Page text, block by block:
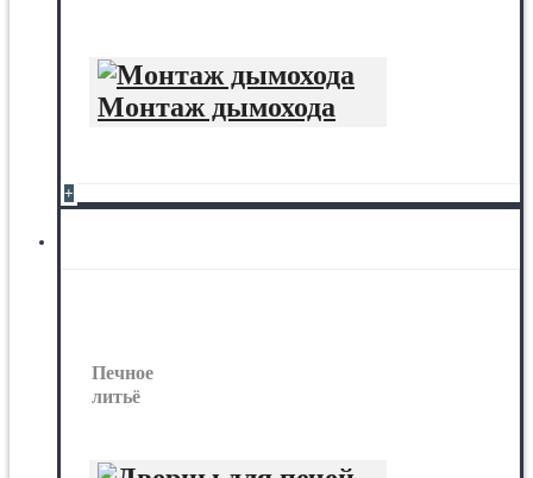
Монтаж дымохода
+
Печное
литьё